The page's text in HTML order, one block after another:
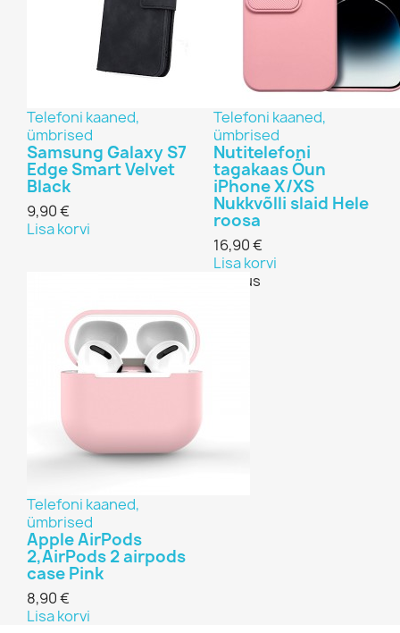
Telefoni kaaned,
ümbrised
Samsung Galaxy S7
Edge Smart Velvet
Black
9,90 €
Lisa korvi
Telefoni kaaned,
ümbrised
Nutitelefoni
tagakaas Õun
iPhone X/XS
Nukkvõlli slaid Hele
roosa
16,90 €
Lisa korvi
Telefoni kaaned,
ümbrised
Apple AirPods
2,AirPods 2 airpods
case Pink
8,90 €
Lisa korvi
Previous